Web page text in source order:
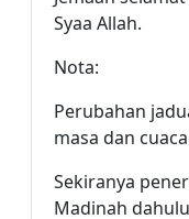
Syaa Allah.
Nota:
Perubahan
masa dan
Sekiranya
Madinah